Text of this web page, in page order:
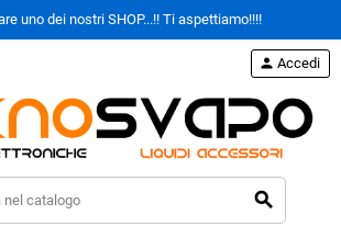
uno dei nostri SHOP...!! Ti aspettiamo!!!!
search
person Accedi